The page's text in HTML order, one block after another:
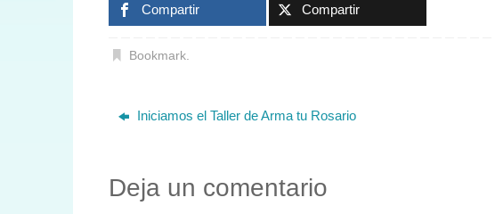
Compartir Compartir
Bookmark
Iniciamos el Taller de Arma tu Rosario
Deja un comentario